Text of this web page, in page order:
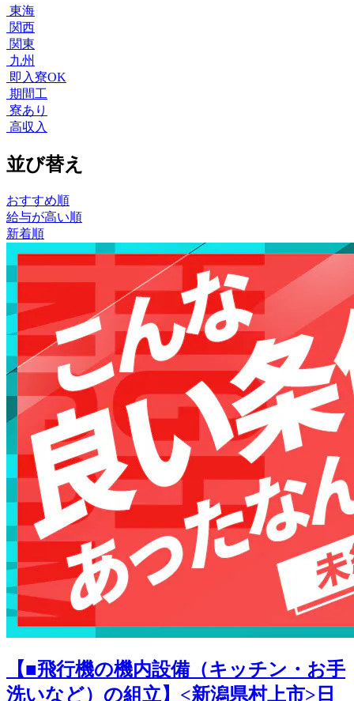
東海
関西
関東
九州
即入寮OK
期間工
寮あり
高収入
並び替え
おすすめ順
給与が高い順
新着順
【■飛行機の機内設備（キッチン・お手
洗いなど）の組立】<新潟県村上市>日